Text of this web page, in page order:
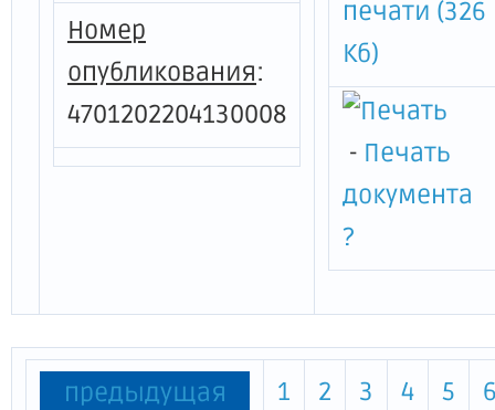
Номер
опубликования:
4701202204130008
печати (326
Кб)
- Печать
документа
?
предыдущая 1 2 3 4 5